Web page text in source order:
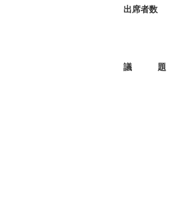
出席者数
議 題
３．設
４．会